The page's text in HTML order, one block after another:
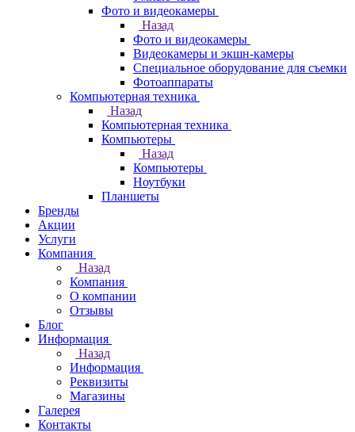
Фото и видеокамеры
Назад
Фото и видеокамеры
Видеокамеры и экшн-камеры
Специальное оборудование для съемки
Фотоаппараты
Компьютерная техника
Назад
Компьютерная техника
Компьютеры
Назад
Компьютеры
Ноутбуки
Планшеты
Бренды
Акции
Услуги
Компания
Назад
Компания
О компании
Отзывы
Блог
Информация
Назад
Информация
Реквизиты
Магазины
Галерея
Контакты